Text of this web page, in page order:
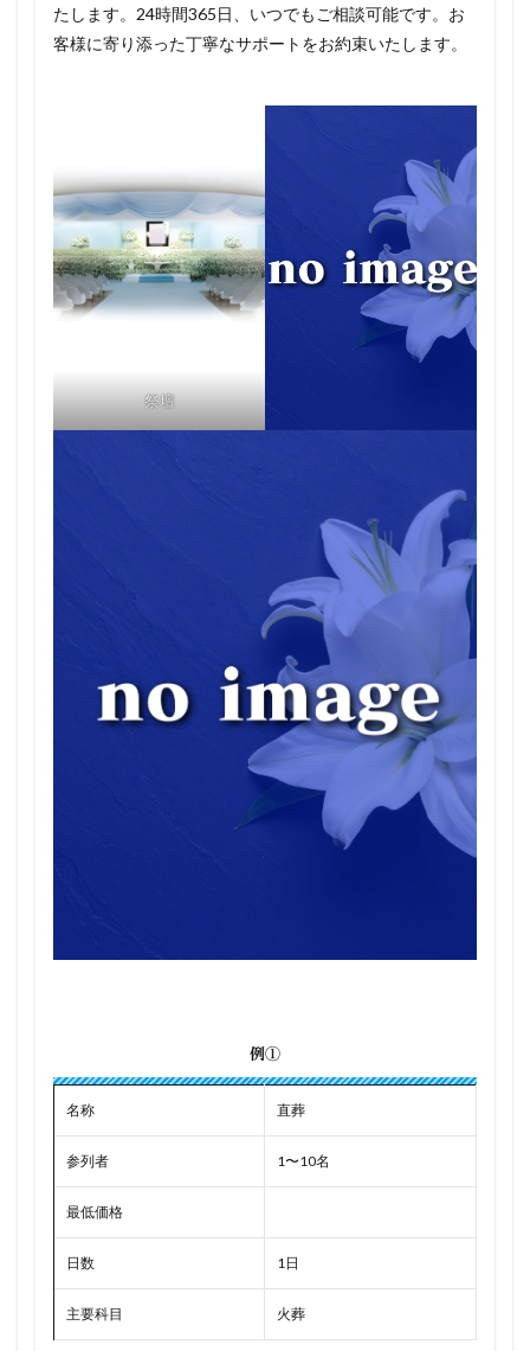
たします。24時間365日、いつでもご相談可能です。お
客様に寄り添った丁寧なサポートをお約束いたします。
祭壇
例①
名称 直葬
参列者 1〜10名
最低価格
日数 1日
主要科目 火葬